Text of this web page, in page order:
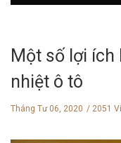
Một số lợi
nhiệt ô tô
Tháng Tư 06, 2020 2051